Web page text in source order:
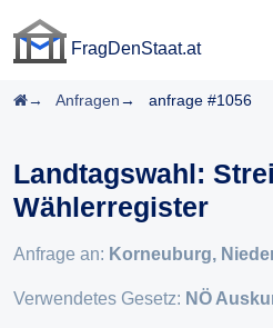
FragDenStaat.at
Startseite
Anfragen anfrage #1056
Landtagswahl:
Wählerregister
Anfrage an: Korneuburg,
Verwendetes Gesetz: NÖ